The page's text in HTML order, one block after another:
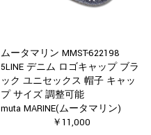
ムータマリン MMST-622198
5LINE デニム ロゴキャップ ブラ
ック ユニセックス 帽子 キャッ
プ サイズ 調整可能
muta MARINE(ムータマリン)
￥11,000